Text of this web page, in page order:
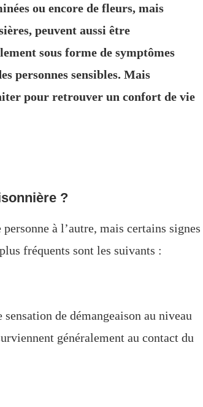
ou encore de fleurs, mais
peuvent aussi être
sous forme de symptômes
personnes sensibles. Mais
pour retrouver un confort de vie
?
à l’autre, mais certains signes
fréquents sont les suivants :
de démangeaison au niveau
généralement au contact du